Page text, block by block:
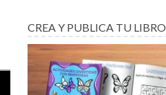
CREA Y PUBLICA TU LIBRO